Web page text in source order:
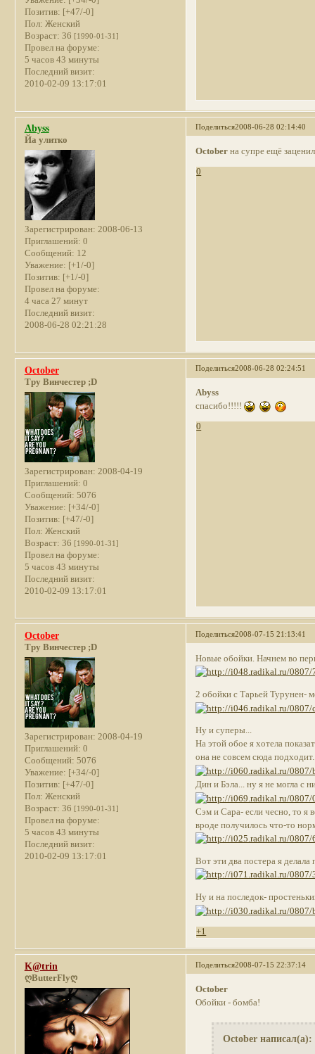
Позитив: [+47/-0]
Пол: Женский
Возраст: 36 [1990-01-31]
Провел на форуме:
5 часов 43 минуты
Последний визит:
2010-02-09 13:17:01
Поделиться2008-06-28 02:14:40
Abyss
Йа улитко
Зарегистрирован: 2008-06-13
Приглашений: 0
Сообщений: 12
Уважение: [+1/-0]
Позитив: [+1/-0]
Провел на форуме:
4 часа 27 минут
Последний визит:
2008-06-28 02:21:28
October на супре ещё
0
Поделиться2008-06-28 02:24:51
October
Тру Винчестер ;D
Зарегистрирован: 2008-04-19
Приглашений: 0
Сообщений: 5076
Уважение: [+34/-0]
Позитив: [+47/-0]
Пол: Женский
Возраст: 36 [1990-01-31]
Провел на форуме:
5 часов 43 минуты
Последний визит:
2010-02-09 13:17:01
Abyss
спасибо!!!!!
0
Поделиться2008-07-15 21:13:41
October
Тру Винчестер ;D
Зарегистрирован: 2008-04-19
Приглашений: 0
Сообщений: 5076
Уважение: [+34/-0]
Позитив: [+47/-0]
Пол: Женский
Возраст: 36 [1990-01-31]
Провел на форуме:
5 часов 43 минуты
Последний визит:
2010-02-09 13:17:01
Новые обойки. Начнем во
2 обойки с Тарьей Турунен-
Ну и суперы...
На этой обое я хотела
она не совсем сюда
Дин и Бэла... ну я не могла с
Сэм и Сара- если чесно, то я
вроде получилось что-то
Вот эти два постера я
Ну и на последок-
+1
Поделиться2008-07-15 22:37:14
K@trin
ღButterFlyღ
October
Обойки - бомба!
October написал(а):